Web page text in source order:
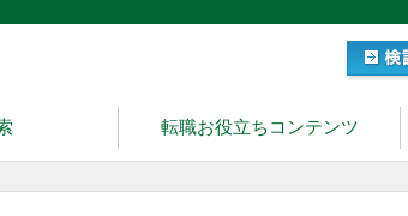
転職お役立ちコンテンツ